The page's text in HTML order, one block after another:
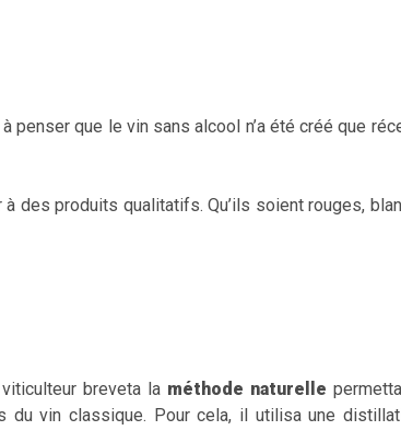
que le vin sans alcool n’a été créé que
des produits qualitatifs. Qu’ils soient rouges,
breveta la méthode naturelle
vin classique. Pour cela, il utilisa une